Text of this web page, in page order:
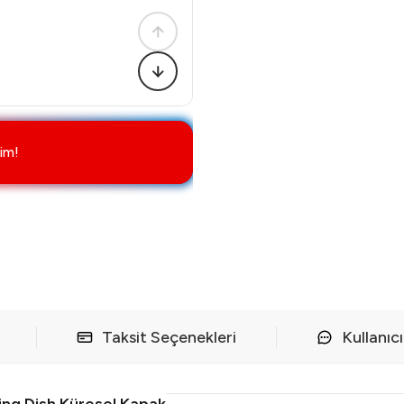
Taksit Seçenekleri